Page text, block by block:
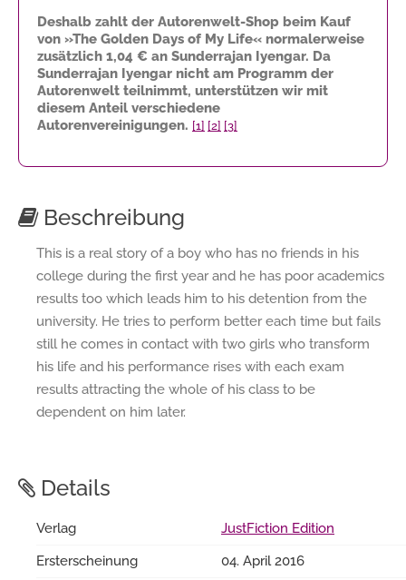
Deshalb zahlt der Autorenwelt-Shop beim Kauf
von »The Golden Days of My Life« normalerweise
zusätzlich 1,04 € an Sunderrajan Iyengar. Da
Sunderrajan Iyengar nicht am Programm der
Autorenwelt teilnimmt, unterstützen wir mit
diesem Anteil verschiedene
Autorenvereinigungen. [1] [2] [3]
Beschreibung
This is a real story of a boy who has no friends in his
college during the first year and he has poor academics
results too which leads him to his detention from the
university. He tries to perform better each time but fails
still he comes in contact with two girls who transform
his life and his performance rises with each exam
results attracting the whole of his class to be
dependent on him later.
Details
Verlag
JustFiction Edition
Ersterscheinung
04. April 2016